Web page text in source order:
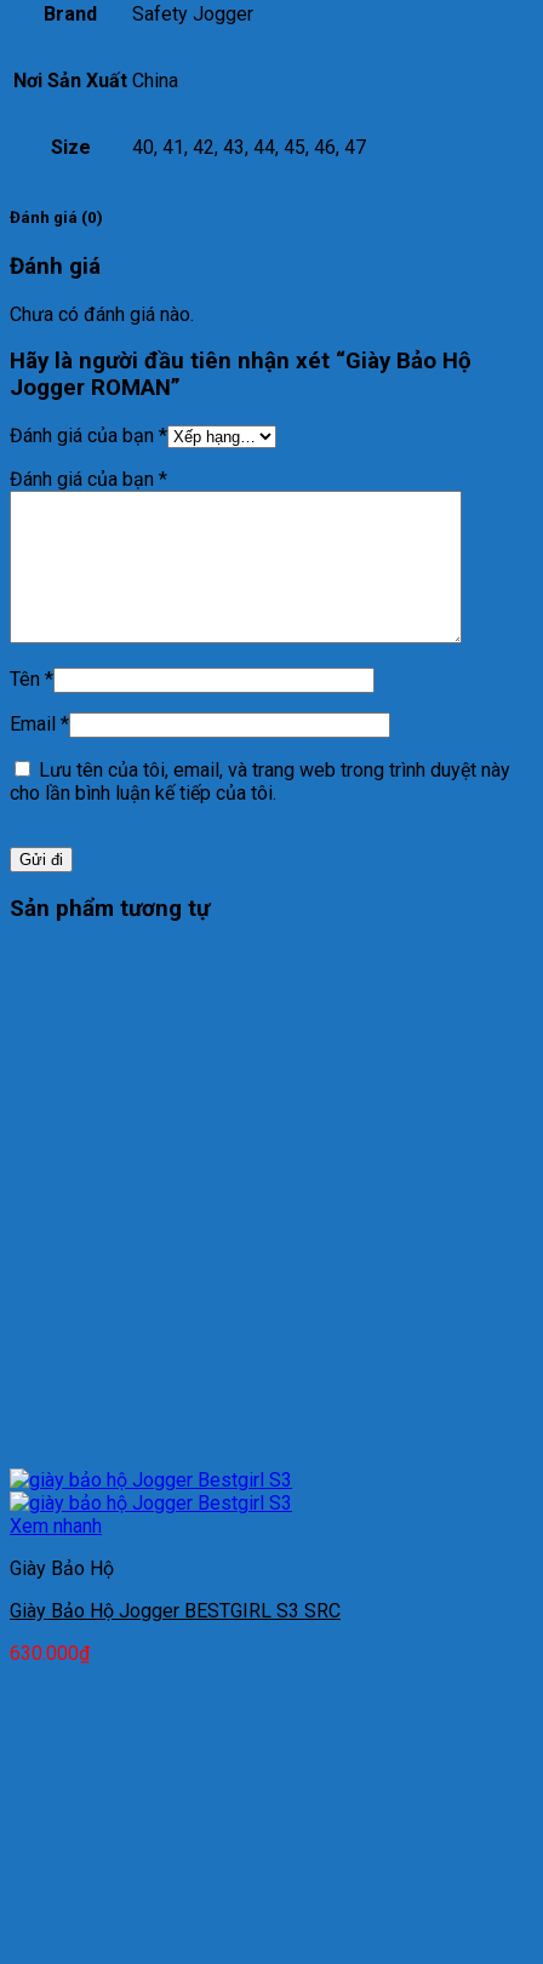
Brand Safety Jogger
Nơi Sản Xuất China
Size 40, 41, 42, 43, 44, 45, 46, 47
Đánh giá (0)
Đánh giá
Chưa có đánh giá nào.
Hãy là người đầu tiên nhận xét “Giày Bảo Hộ
Jogger ROMAN”
Đánh giá của bạn *
Đánh giá của bạn *
Tên *
Email *
Lưu tên của tôi, email, và trang web trong trình duyệt này
cho lần bình luận kế tiếp của tôi.
Sản phẩm tương tự
Xem nhanh
Giày Bảo Hộ
Giày Bảo Hộ Jogger BESTGIRL S3 SRC
630.000₫